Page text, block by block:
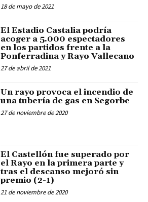
18 de mayo de 2021
El Estadio Castalia podría
acoger a 5.000 espectadores
en los partidos frente a la
Ponferradina y Rayo Vallecano
27 de abril de 2021
Un rayo provoca el incendio de
una tubería de gas en Segorbe
27 de noviembre de 2020
El Castellón fue superado por
el Rayo en la primera parte y
tras el descanso mejoró sin
premio (2-1)
21 de noviembre de 2020